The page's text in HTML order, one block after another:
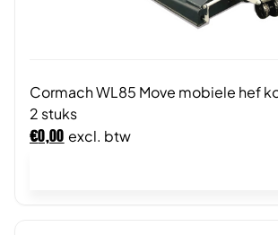
Cormach WL85 Move mobiele hef
2 stuks
€0,00 excl. btw